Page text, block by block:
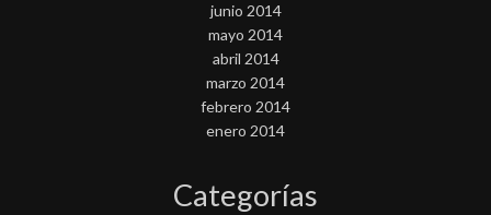
junio 2014
mayo 2014
abril 2014
marzo 2014
febrero 2014
enero 2014
Categorías